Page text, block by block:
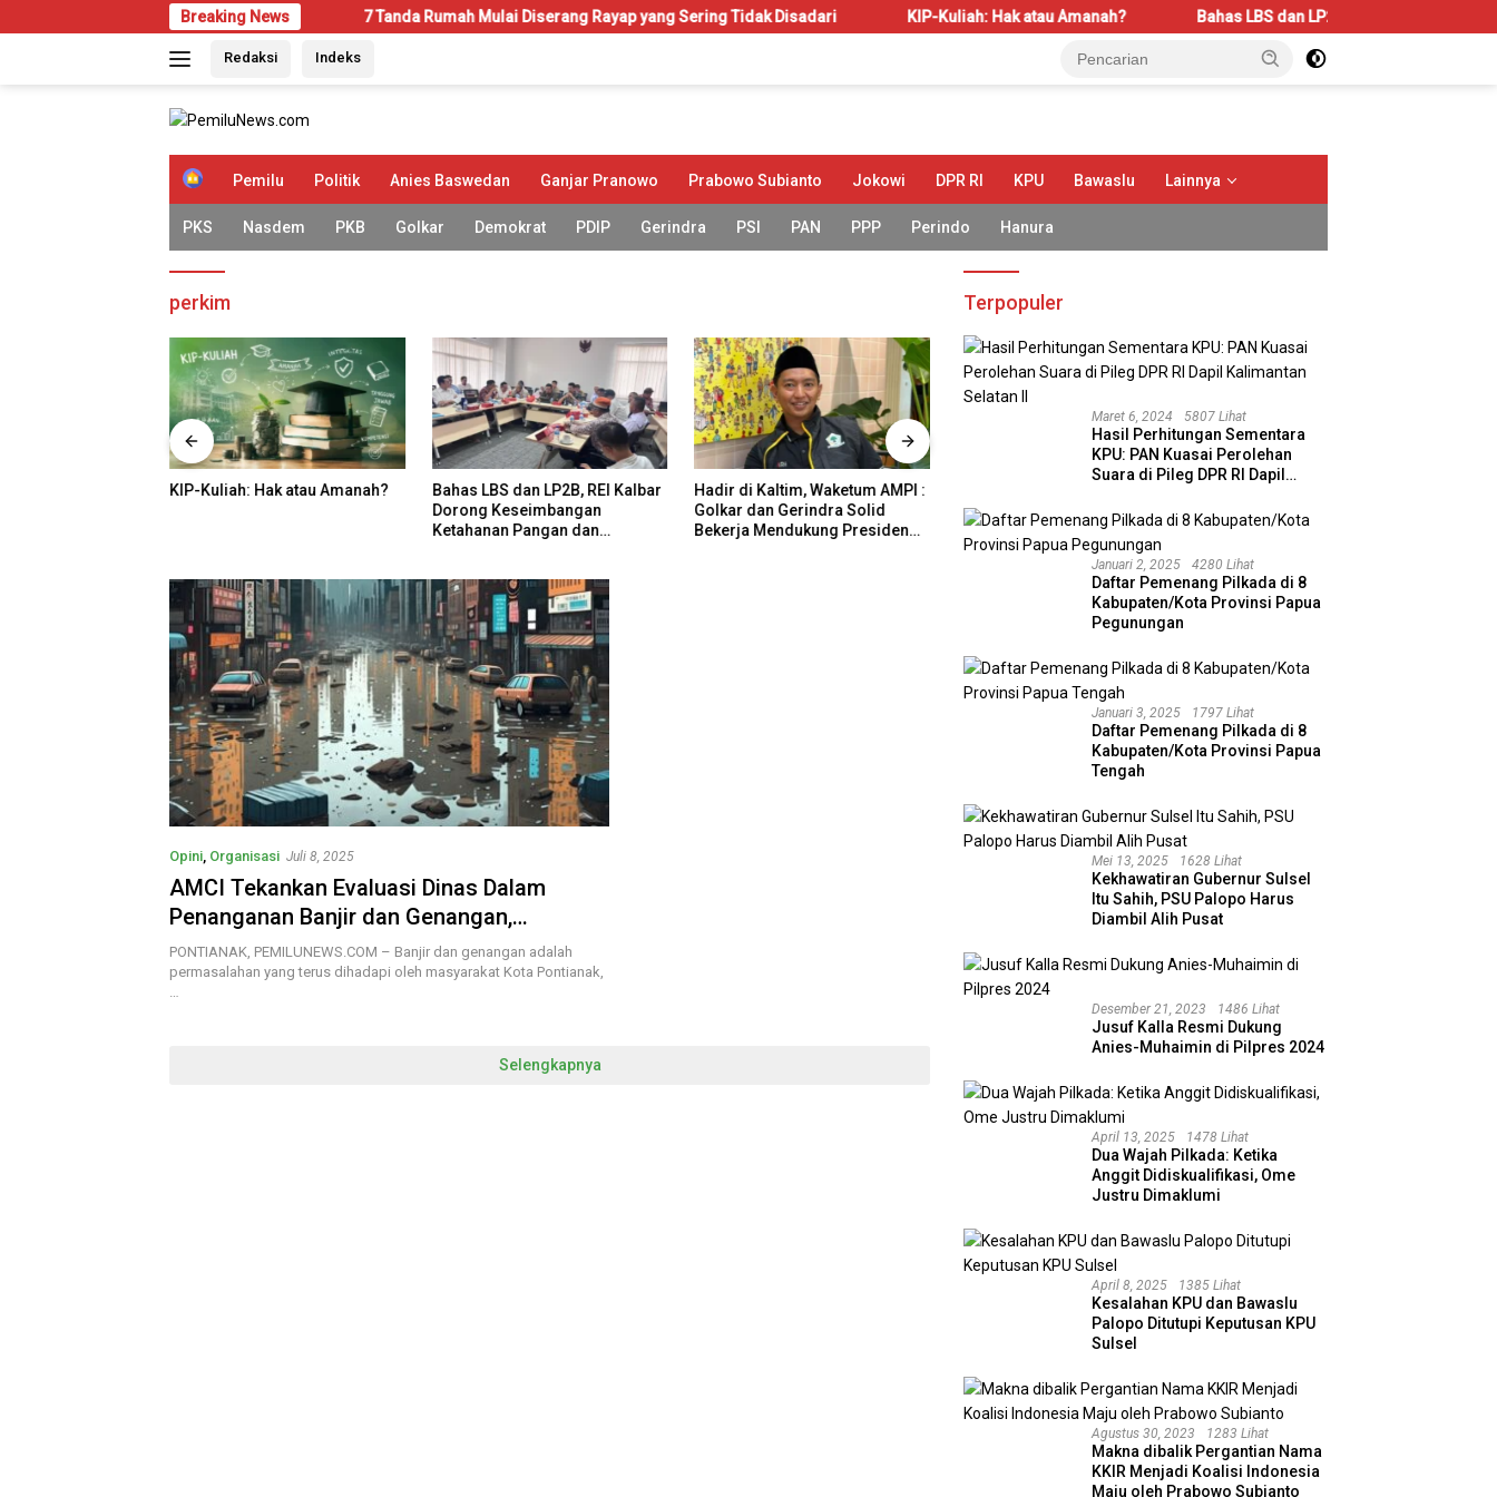
ke
Breaking News7 Tanda Rumah Mulai Diserang Rayap yang Sering Tidak Disadari KIP-Kuliah: Hak atau Amanah? Bahas LBS dan LP2B, REI Kalbar Dorong
Redaksi Indeks
H
m
e
Pemilu Politik Anies Baswedan Ganjar Pranowo Prabowo Subianto Jokowi DPR RI KPU Bawaslu Lainnya
PKS Nasdem PKB Golkar Demokrat PDIP Gerindra PSI PAN PPP Perindo Hanura
perkim
KIP-Kuliah: Hak atau Amanah?
Bahas LBS dan LP2B, REI Kalbar
Dorong Keseimbangan
Ketahanan Pangan dan
Hadir di Kaltim, Waketum AMPI :
Golkar dan Gerindra Solid
Bekerja Mendukung Presiden
GM PLN UID Kalbar, Perkuat
Sinergi Dukung Perumahan
MBR dan Program 3 Juta
Pelajaran Gorbachev bagi
Politik Konsensus Prabowo
Opini, Organisasi Juli 8, 2025
AMCI Tekankan Evaluasi Dinas Dalam
Penanganan Banjir dan Genangan,
Tegaskan Dukungan Pada Walikota
Pontianak
PONTIANAK, PEMILUNEWS.COM – Banjir dan genangan adalah
permasalahan yang terus dihadapi oleh masyarakat Kota Pontianak,
…
Selengkapnya
Terpopuler
Maret 6, 2024 5807 Lihat
Hasil Perhitungan Sementara
KPU: PAN Kuasai Perolehan
Suara di Pileg DPR RI Dapil
Januari 2, 2025 4280 Lihat
Daftar Pemenang Pilkada di 8
Kabupaten/Kota Provinsi Papua
Pegunungan
Januari 3, 2025 1797 Lihat
Daftar Pemenang Pilkada di 8
Kabupaten/Kota Provinsi Papua
Tengah
Mei 13, 2025 1628 Lihat
Kekhawatiran Gubernur Sulsel
Itu Sahih, PSU Palopo Harus
Diambil Alih Pusat
Desember 21, 2023 1486 Lihat
Jusuf Kalla Resmi Dukung
Anies-Muhaimin di Pilpres 2024
April 13, 2025 1478 Lihat
Dua Wajah Pilkada: Ketika
Anggit Didiskualifikasi, Ome
Justru Dimaklumi
April 8, 2025 1385 Lihat
Kesalahan KPU dan Bawaslu
Palopo Ditutupi Keputusan KPU
Sulsel
Agustus 30, 2023 1283 Lihat
Makna dibalik Pergantian Nama
KKIR Menjadi Koalisi Indonesia
Maju oleh Prabowo Subianto